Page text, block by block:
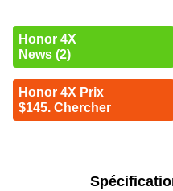
Honor 4X
News (2)
Honor 4X Prix
$145. Chercher